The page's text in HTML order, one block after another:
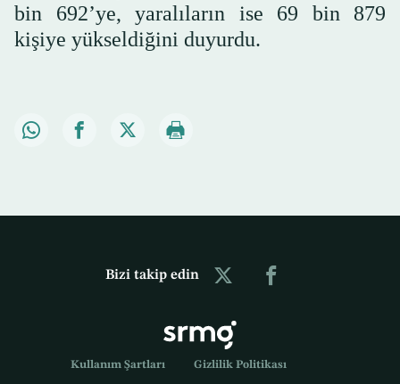
bin 692’ye, yaralıların ise 69 bin 879
kişiye yükseldiğini duyurdu.
Bizi takip edin
Kullanım Şartları Gizlilik Politikası